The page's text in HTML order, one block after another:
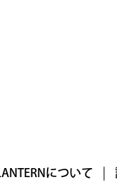
LANTERNについて